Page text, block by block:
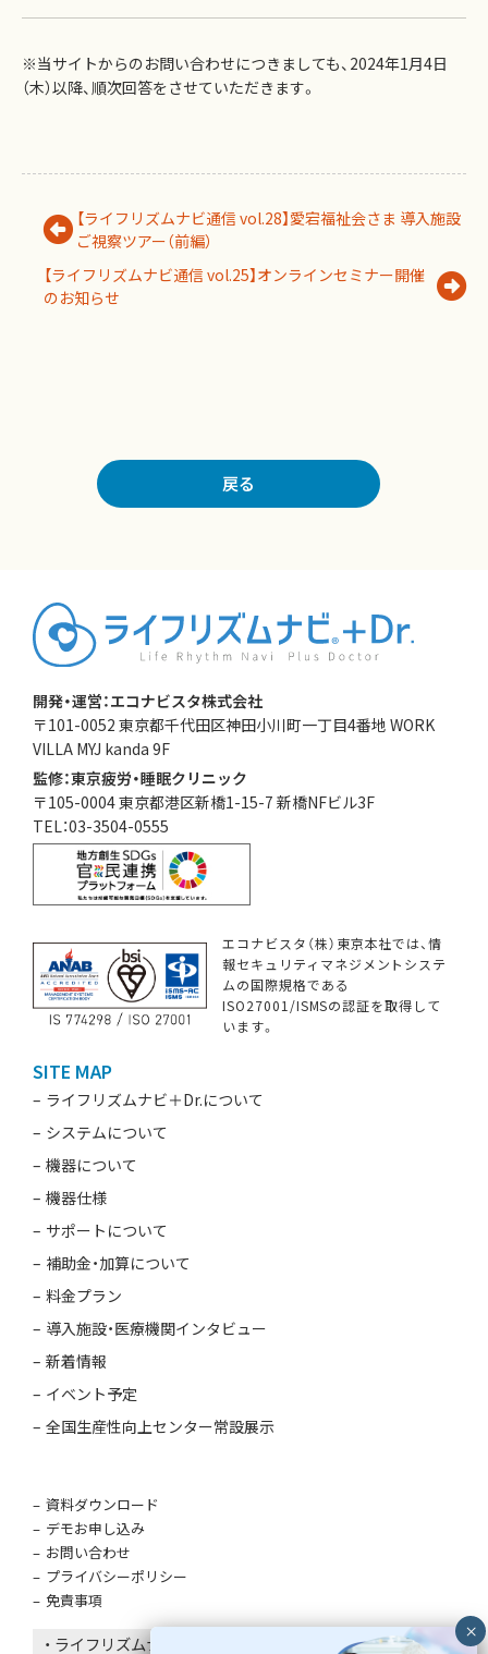
※当サイトからのお問い合わせにつきましても、2024年1月4日
（木）以降、順次回答をさせていただきます。
【ライフリズムナビ通信 vol.28】愛宕福祉会さま 導入施設
ご視察ツアー（前編）
【ライフリズムナビ通信 vol.25】オンラインセミナー開催
のお知らせ
戻る
開発・運営：エコナビスタ株式会社
〒101-0052 東京都千代田区神田小川町一丁目4番地 WORK
VILLA MYJ kanda 9F
監修：東京疲労・睡眠クリニック
〒105-0004 東京都港区新橋1-15-7 新橋NFビル3F
TEL：03-3504-0555
エコナビスタ（株）東京本社では、情
報セキュリティマネジメントシステ
ムの国際規格である
ISO27001/ISMSの認証を取得して
います。
SITE MAP
ライフリズムナビ＋Dr.について
システムについて
機器について
機器仕様
サポートについて
補助金・加算について
料金プラン
導入施設・医療機関インタビュー
新着情報
イベント予定
全国生産性向上センター常設展示
資料ダウンロード
デモお申し込み
お問い合わせ
プライバシーポリシー
免責事項
・ ライフリズムナビはエコナビスタ株式会社の登録商標で